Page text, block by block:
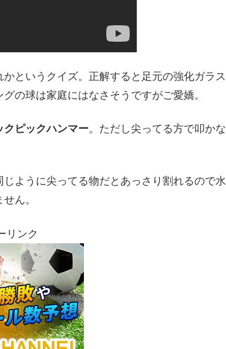
というクイズ。正解すると足元の強化ガラス
の球は家庭にはなさそうですがご愛嬌。
クピックハンマー。ただし尖ってる方で叩かな
ように尖ってる物だとあっさり割れるので水
ん。
リンク